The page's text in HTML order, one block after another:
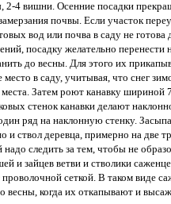
2-4 вишни. Осенние посадки
почвы. Если участок
вод или почва в саду не готова
посадку желательно перенести
до весны. Для этого их
место в саду, учитывая, что снег
места. Затем роют канавку шириной
стенок канавки делают
ряд на наклонную стенку.
и ствол деревца, примерно на две
надо следить за тем, чтобы не
и зайцев ветви и стволики
сеткой. В таком виде
весны, когда их откапывают и